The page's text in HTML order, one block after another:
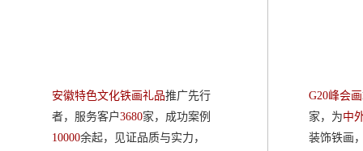
安徽特色文化铁画礼品推广先行
者，服务客户3680家，成功案例
10000余起，见证品质与实力，
G20峰会画
家，为中
装饰铁画